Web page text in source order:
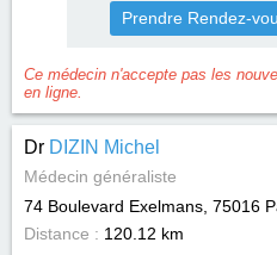
Prendre Rendez-
Ce médecin n'accepte pas les
en ligne.
Dr DIZIN Michel
Médecin généraliste
74 Boulevard Exelmans, 75016
Distance : 120.12 km